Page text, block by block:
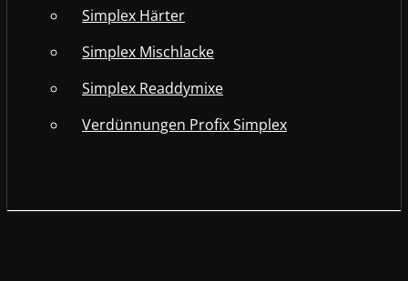
Simplex Härter
Simplex Mischlacke
Simplex Readdymixe
Verdünnungen Profix Simplex